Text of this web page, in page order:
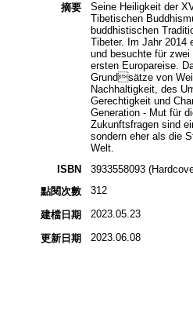
摘要
Seine Heiligkeit der
Tibetischen
buddhistischen
Tibeter. Im Jahr 2014
und besuchte für
ersten Europareise.
Grundsätze von
Nachhaltigkeit, des
Gerechtigkeit und
Generation - Mut für
Zukunftsfragen sind
sondern eher als die
Welt.
ISBN
3933558093
點閱次數
312
建檔日期 2023.05.23
更新日期 2023.06.08